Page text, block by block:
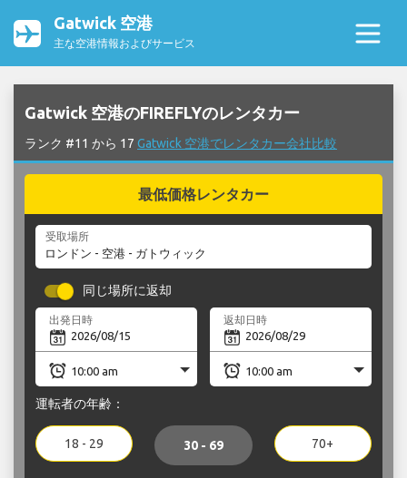
Gatwick 空港
主な空港情報およびサービス
Gatwick 空港のFIREFLYのレンタカー
ランク #11 から 17 Gatwick 空港でレンタカー会社比較
最低価格レンタカー
受取場所
同じ場所に返却
出発日時 返却日時
運転者の年齢：
18 - 29 30 - 69 70+